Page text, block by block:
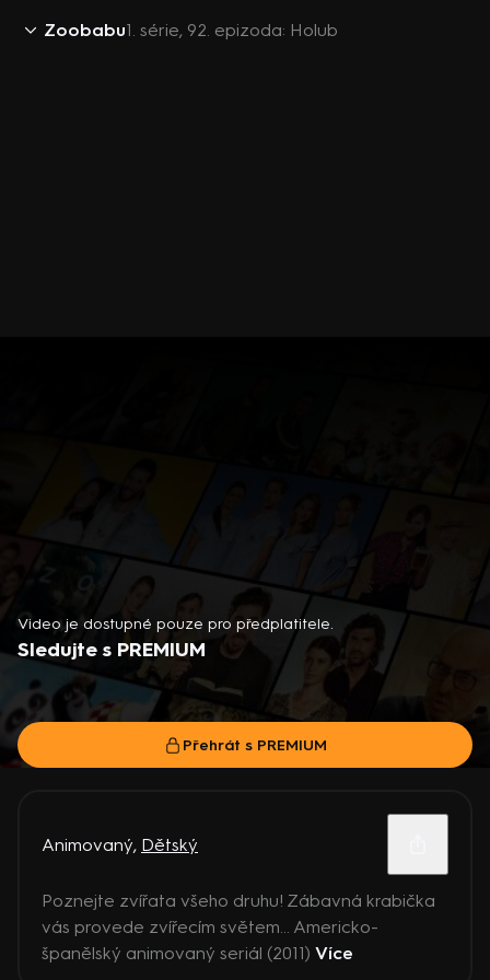
Zoobabu1. série, 92. epizoda: Holub
Video je dostupné pouze pro předplatitele.
Sledujte s PREMIUM
Přehrát s PREMIUM
Animovaný, Dětský
Poznejte zvířata všeho druhu! Zábavná krabička
vás provede zvířecím světem... Americko-
španělský animovaný seriál (2011) Více